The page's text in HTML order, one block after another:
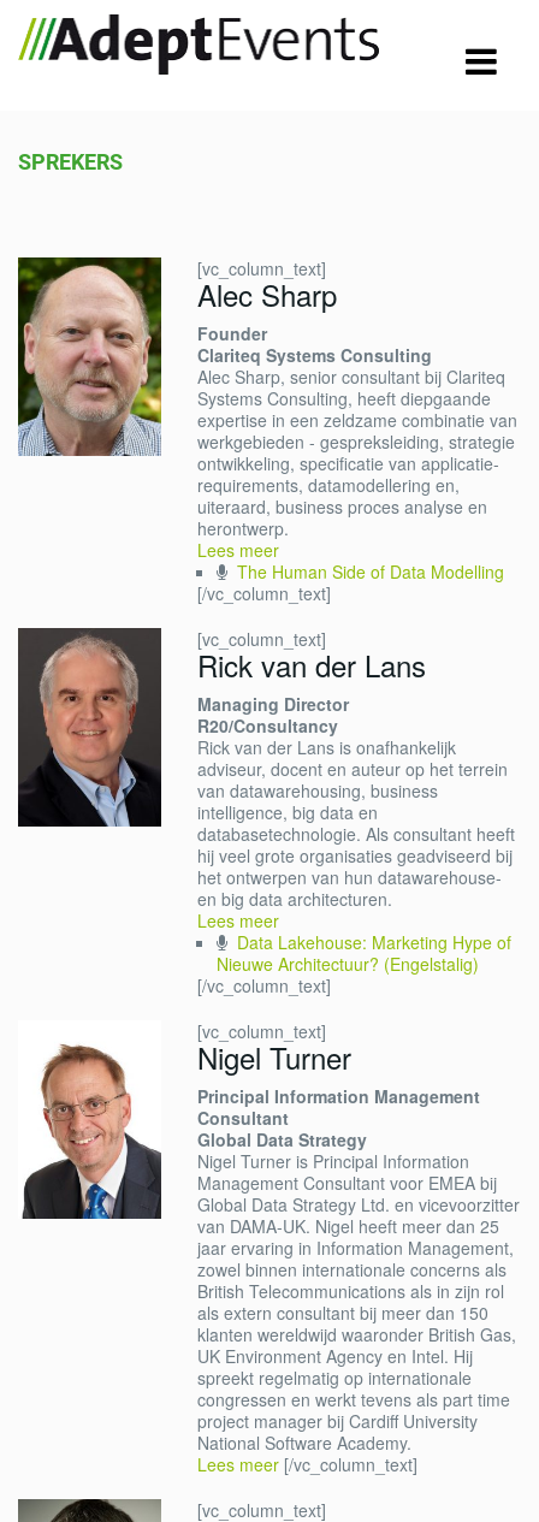
SPREKERS
[vc_column_text]
Alec Sharp
Founder
Clariteq Systems Consulting
Alec Sharp, senior consultant bij Clariteq
Systems Consulting, heeft diepgaande
expertise in een zeldzame combinatie van
werkgebieden - gespreksleiding, strategie
ontwikkeling, specificatie van applicatie-
requirements, datamodellering en,
uiteraard, business proces analyse en
herontwerp.
Lees meer
The Human Side of Data Modelling
[/vc_column_text]
[vc_column_text]
Rick van der Lans
Managing Director
R20/Consultancy
Rick van der Lans is onafhankelijk
adviseur, docent en auteur op het terrein
van datawarehousing, business
intelligence, big data en
databasetechnologie. Als consultant heeft
hij veel grote organisaties geadviseerd bij
het ontwerpen van hun datawarehouse-
en big data architecturen.
Lees meer
Data Lakehouse: Marketing Hype of
Nieuwe Architectuur? (Engelstalig)
[/vc_column_text]
[vc_column_text]
Nigel Turner
Principal Information Management
Consultant
Global Data Strategy
Nigel Turner is Principal Information
Management Consultant voor EMEA bij
Global Data Strategy Ltd. en vicevoorzitter
van DAMA-UK. Nigel heeft meer dan 25
jaar ervaring in Information Management,
zowel binnen internationale concerns als
British Telecommunications als in zijn rol
als extern consultant bij meer dan 150
klanten wereldwijd waaronder British Gas,
UK Environment Agency en Intel. Hij
spreekt regelmatig op internationale
congressen en werkt tevens als part time
project manager bij Cardiff University
National Software Academy.
Lees meer [/vc_column_text]
[vc_column_text]